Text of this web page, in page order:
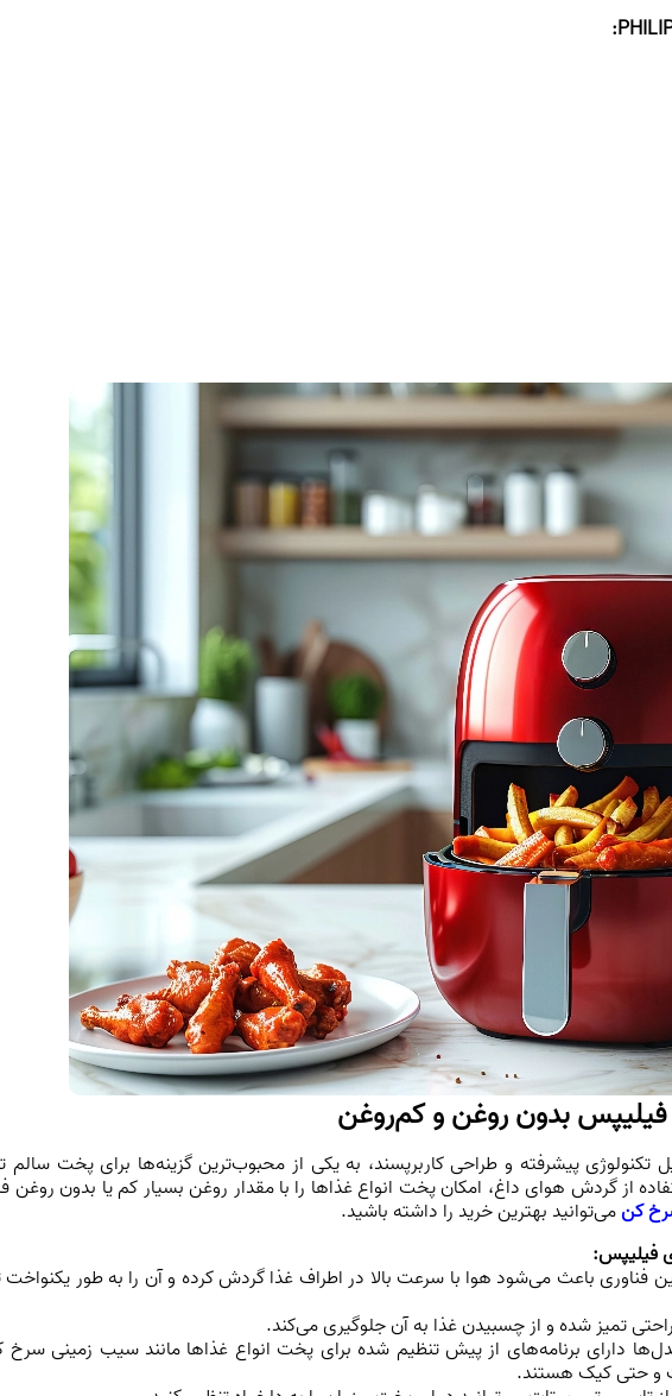
بدون روغن و کم‌روغن
پیشرفته و طراحی کاربرپسند، به یکی از محبوب‌ترین گزینه‌ها برای پخت سالم
از گردش هوای داغ، امکان پخت انواع غذاها را با مقدار روغن بسیار کم یا بدون روغن
کن می‌توانید بهترین خرید را داشته باشید.
فیلیپس:
فناوری باعث می‌شود هوا با سرعت بالا در اطراف غذا گردش کرده و آن را به طور یکنواخت
تمیز شده و از چسبیدن غذا به آن جلوگیری می‌کند.
دارای برنامه‌های از پیش تنظیم شده برای پخت انواع غذاها مانند سیب زمینی سرخ
و حتی کیک هستند.